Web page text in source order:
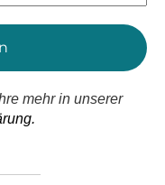
mehr in unserer